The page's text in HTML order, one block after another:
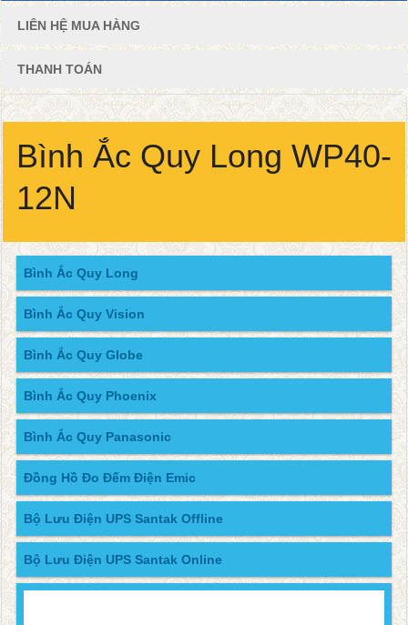
LIÊN HỆ MUA HÀNG
THANH TOÁN
Bình Ắc Quy Long WP40-
12N
Bình Ắc Quy Long
Bình Ắc Quy Vision
Bình Ắc Quy Globe
Bình Ắc Quy Phoenix
Bình Ắc Quy Panasonic
Đồng Hồ Đo Đếm Điện Emic
Bộ Lưu Điện UPS Santak Offline
Bộ Lưu Điện UPS Santak Online